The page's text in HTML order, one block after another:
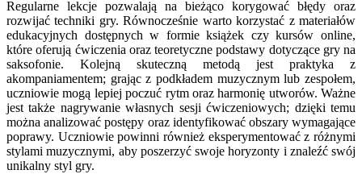
Regularne lekcje pozwalają na bieżąco korygować błędy oraz
rozwijać techniki gry. Równocześnie warto korzystać z materiałów
edukacyjnych dostępnych w formie książek czy kursów online,
które oferują ćwiczenia oraz teoretyczne podstawy dotyczące gry na
saksofonie. Kolejną skuteczną metodą jest praktyka z
akompaniamentem; grając z podkładem muzycznym lub zespołem,
uczniowie mogą lepiej poczuć rytm oraz harmonię utworów. Ważne
jest także nagrywanie własnych sesji ćwiczeniowych; dzięki temu
można analizować postępy oraz identyfikować obszary wymagające
poprawy. Uczniowie powinni również eksperymentować z różnymi
stylami muzycznymi, aby poszerzyć swoje horyzonty i znaleźć swój
unikalny styl gry.